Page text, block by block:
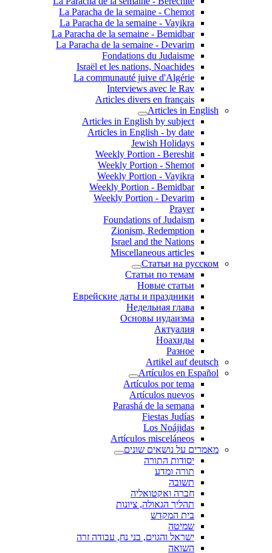
La Paracha de la semaine - Chemot
La Paracha de la semaine - Vayikra
La Paracha de la semaine - Bemidbar
La Paracha de la semaine - Devarim
Fondations du Judaisme
Israël et les nations, Noachides
La communauté juive d'Algérie
Interviews avec le Rav
Articles divers en français
Articles in English
Articles in English by subject
Articles in English - by date
Jewish Holidays
Weekly Portion - Bereshit
Weekly Portion - Shemot
Weekly Portion - Vayikra
Weekly Portion - Bemidbar
Weekly Portion - Devarim
Prayer
Foundations of Judaism
Zionism, Redemption
Israel and the Nations
Miscellaneous articles
Статьи на русском
Статьи по темам
Новые статьи
Еврейские даты и праздники
Недельная глава
Основы иудаизма
Актуалия
Ноахиды
Разное
Artikel auf deutsch
Artículos en Español
Artículos por tema
Artículos nuevos
Parashá de la semana
Fiestas Judías
Los Noájidas
Artículos misceláneos
מאמרים על נושאים שונים
יסודות התורה
תורה ומדע
תשובה
חברה ואקטואליה
תהליך הגאולה, ציונות
בית המקדש
שמיטה
ישראל והגוים, בני נח, עבודה זרה
השואה